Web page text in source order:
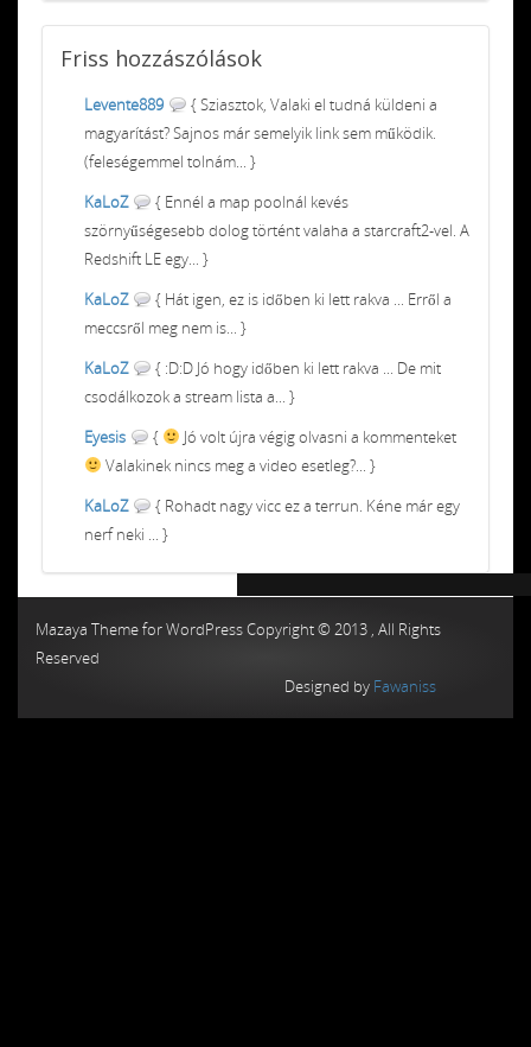
Friss hozzászólások
Levente889
{ Sziasztok, Valaki el tudná küldeni a
magyarítást? Sajnos már semelyik link sem működik.
(feleségemmel tolnám... }
KaLoZ
{ Ennél a map poolnál kevés
szörnyűségesebb dolog történt valaha a starcraft2-vel. A
Redshift LE egy... }
KaLoZ
{ Hát igen, ez is időben ki lett rakva ... Erről a
meccsről meg nem is... }
KaLoZ
{ :D:D Jó hogy időben ki lett rakva ... De mit
csodálkozok a stream lista a... }
Eyesis
{
Jó volt újra végig olvasni a kommenteket
Valakinek nincs meg a video esetleg?... }
KaLoZ
{ Rohadt nagy vicc ez a terrun. Kéne már egy
nerf neki ... }
Mazaya Theme for WordPress Copyright © 2013 , All Rights
Reserved
Designed by Fawaniss